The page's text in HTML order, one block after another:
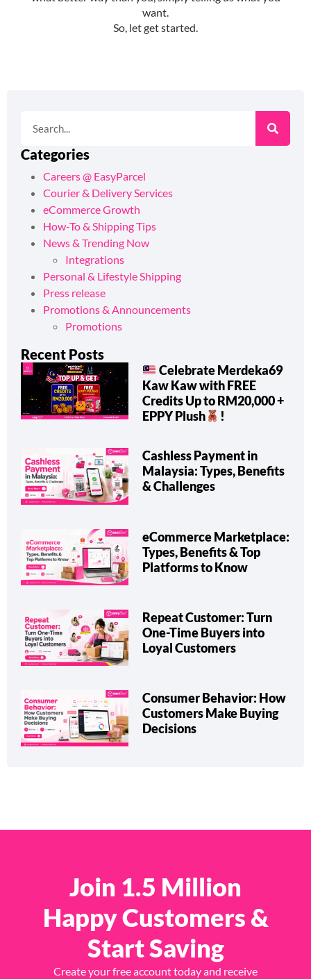
Categories
Careers @ EasyParcel
Courier & Delivery Services
eCommerce Growth
How-To & Shipping Tips
News & Trending Now
Integrations
Personal & Lifestyle Shipping
Press release
Promotions & Announcements
Promotions
Recent Posts
Celebrate Merdeka69
Kaw Kaw with FREE
Credits Up to RM20,000 +
EPPY Plush
!
Cashless Payment in
Malaysia: Types, Benefits
& Challenges
eCommerce Marketplace:
Types, Benefits & Top
Platforms to Know
Repeat Customer: Turn
One-Time Buyers into
Loyal Customers
Consumer Behavior: How
Customers Make Buying
Decisions
Join 1.5 Million
Happy Customers &
Start Saving
Create your free account today and receive